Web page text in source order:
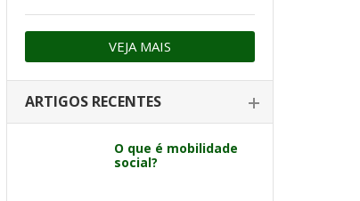
VEJA MAIS
ARTIGOS RECENTES
O que é mobilidade
social?